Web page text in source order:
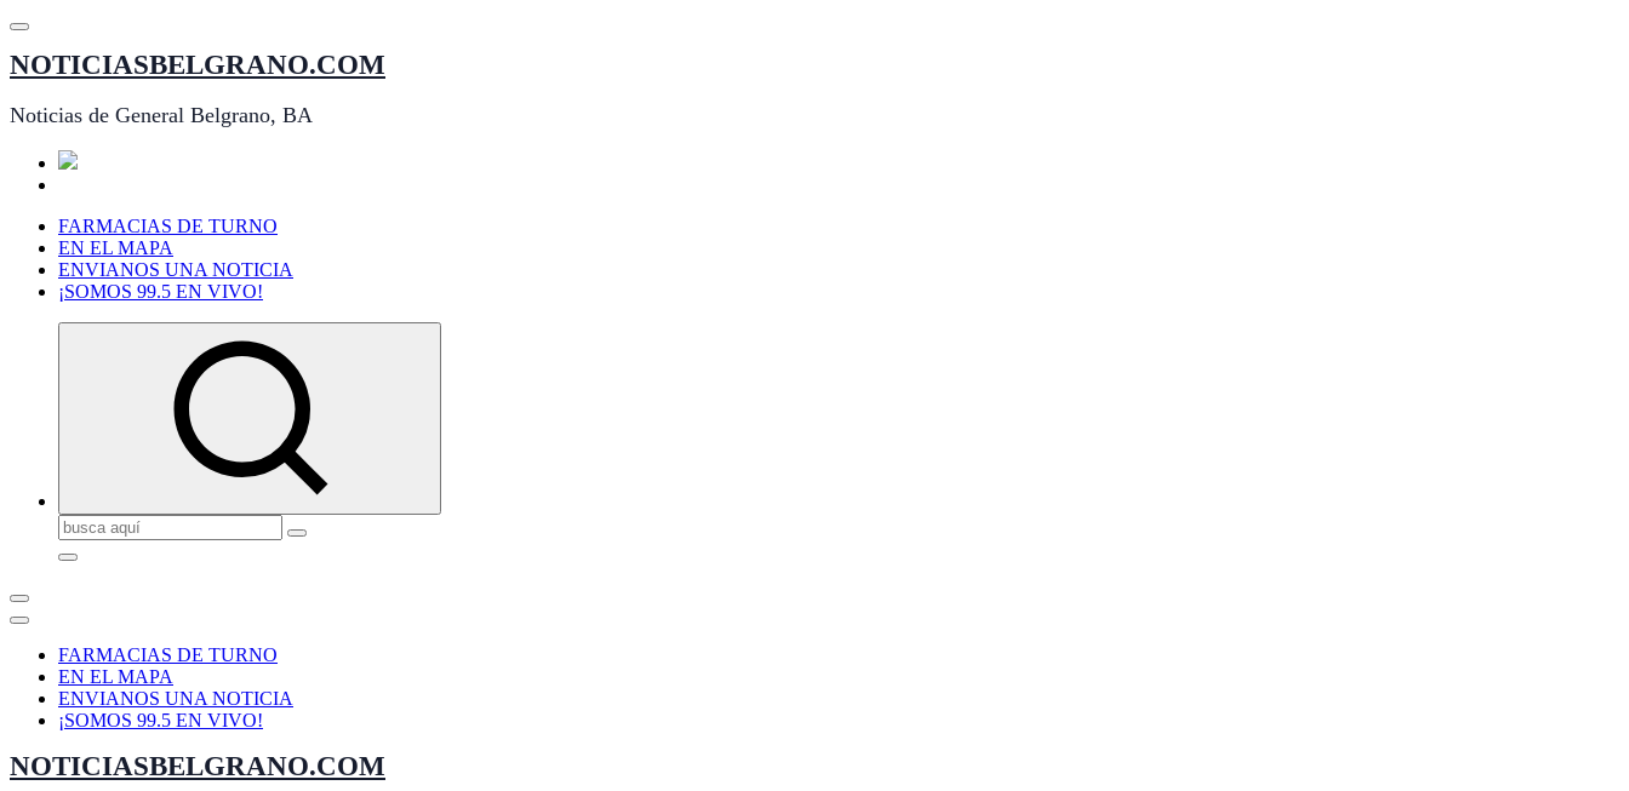
Saltar
contenido
NOTICIASBELGRANO.COM
Noticias de General Belgrano, BA
FARMACIAS DE TURNO
EN EL MAPA
ENVIANOS UNA NOTICIA
¡SOMOS 99.5 EN VIVO!
Buscar:
FARMACIAS DE TURNO
EN EL MAPA
ENVIANOS UNA NOTICIA
¡SOMOS 99.5 EN VIVO!
NOTICIASBELGRANO.COM